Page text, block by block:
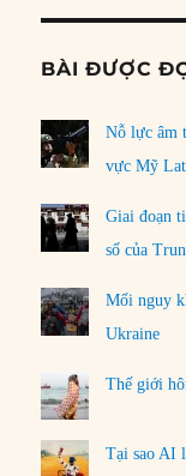
BÀI ĐƯỢC
Nỗ lực âm
vực Mỹ
Giai đoạn
số của
Mối nguy
Ukraine
Thế giới
Tại sao AI